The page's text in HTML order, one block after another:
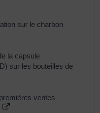
sur le charbon
la capsule
sur les bouteilles de
ventes